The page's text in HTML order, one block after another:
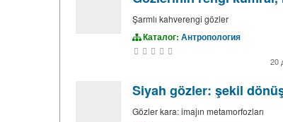
Şarmlı kahverengi gözler
Каталог: Антропология
20
Siyah gözler: şekil
Gözler kara: imajın metamorfozları